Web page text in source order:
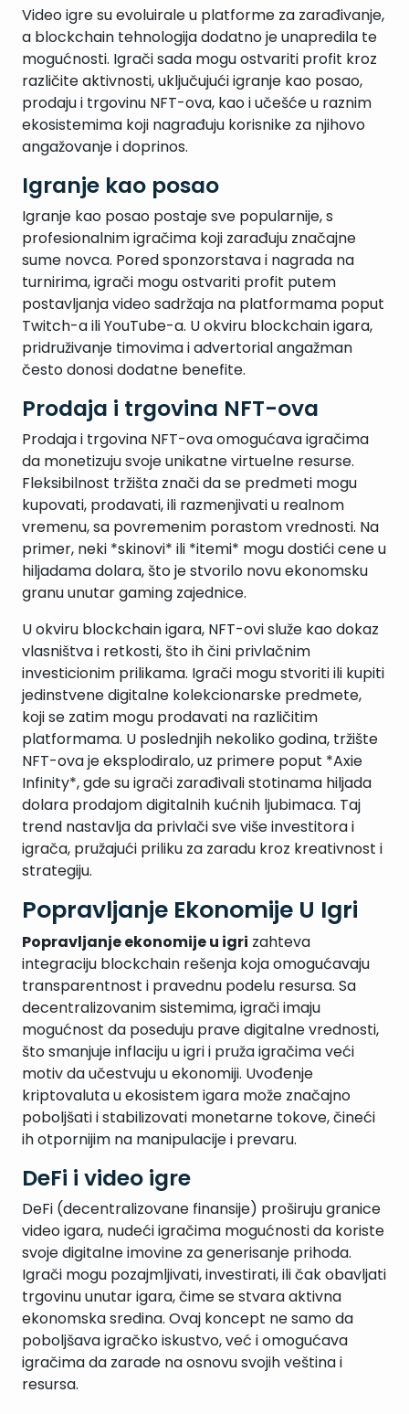
Video igre su evoluirale u platforme za zarađivanje,
a blockchain tehnologija dodatno je unapredila te
mogućnosti. Igrači sada mogu ostvariti profit kroz
različite aktivnosti, uključujući igranje kao posao,
prodaju i trgovinu NFT-ova, kao i učešće u raznim
ekosistemima koji nagrađuju korisnike za njihovo
angažovanje i doprinos.
Igranje kao posao
Igranje kao posao postaje sve popularnije, s
profesionalnim igračima koji zarađuju značajne
sume novca. Pored sponzorstava i nagrada na
turnirima, igrači mogu ostvariti profit putem
postavljanja video sadržaja na platformama poput
Twitch-a ili YouTube-a. U okviru blockchain igara,
pridruživanje timovima i advertorial angažman
često donosi dodatne benefite.
Prodaja i trgovina NFT-ova
Prodaja i trgovina NFT-ova omogućava igračima
da monetizuju svoje unikatne virtuelne resurse.
Fleksibilnost tržišta znači da se predmeti mogu
kupovati, prodavati, ili razmenjivati u realnom
vremenu, sa povremenim porastom vrednosti. Na
primer, neki *skinovi* ili *itemi* mogu dostići cene u
hiljadama dolara, što je stvorilo novu ekonomsku
granu unutar gaming zajednice.
U okviru blockchain igara, NFT-ovi služe kao dokaz
vlasništva i retkosti, što ih čini privlačnim
investicionim prilikama. Igrači mogu stvoriti ili kupiti
jedinstvene digitalne kolekcionarske predmete,
koji se zatim mogu prodavati na različitim
platformama. U poslednjih nekoliko godina, tržište
NFT-ova je eksplodiralo, uz primere poput *Axie
Infinity*, gde su igrači zarađivali stotinama hiljada
dolara prodajom digitalnih kućnih ljubimaca. Taj
trend nastavlja da privlači sve više investitora i
igrača, pružajući priliku za zaradu kroz kreativnost i
strategiju.
Popravljanje Ekonomije U Igri
Popravljanje ekonomije u igri zahteva
integraciju blockchain rešenja koja omogućavaju
transparentnost i pravednu podelu resursa. Sa
decentralizovanim sistemima, igrači imaju
mogućnost da poseduju prave digitalne vrednosti,
što smanjuje inflaciju u igri i pruža igračima veći
motiv da učestvuju u ekonomiji. Uvođenje
kriptovaluta u ekosistem igara može značajno
poboljšati i stabilizovati monetarne tokove, čineći
ih otpornijim na manipulacije i prevaru.
DeFi i video igre
DeFi (decentralizovane finansije) proširuju granice
video igara, nudeći igračima mogućnosti da koriste
svoje digitalne imovine za generisanje prihoda.
Igrači mogu pozajmljivati, investirati, ili čak obavljati
trgovinu unutar igara, čime se stvara aktivna
ekonomska sredina. Ovaj koncept ne samo da
poboljšava igračko iskustvo, već i omogućava
igračima da zarade na osnovu svojih veština i
resursa.